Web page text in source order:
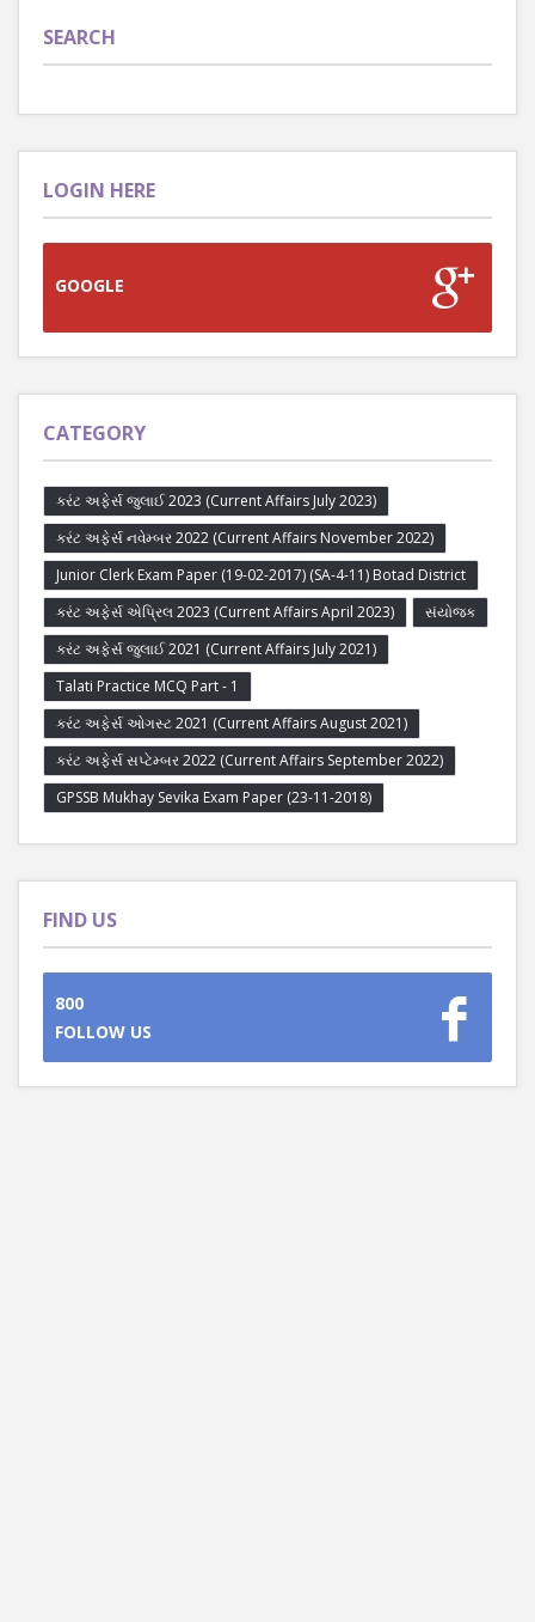
SEARCH
LOGIN HERE
GOOGLE
CATEGORY
કરંટ અફેર્સ જુલાઈ 2023 (Current Affairs July 2023)
કરંટ અફેર્સ નવેમ્બર 2022 (Current Affairs November 2022)
Junior Clerk Exam Paper (19-02-2017) (SA-4-11) Botad District
કરંટ અફેર્સ એપ્રિલ 2023 (Current Affairs April 2023)
સંયોજક
કરંટ અફેર્સ જુલાઈ 2021 (Current Affairs July 2021)
Talati Practice MCQ Part - 1
કરંટ અફેર્સ ઓગસ્ટ 2021 (Current Affairs August 2021)
કરંટ અફેર્સ સપ્ટેમ્બર 2022 (Current Affairs September 2022)
GPSSB Mukhay Sevika Exam Paper (23-11-2018)
FIND US
800
FOLLOW US